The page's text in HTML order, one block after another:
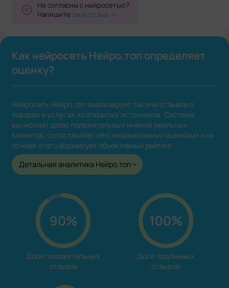
Не согласны с нейросетью?
Напишитесвой отзыв
Как нейросеть Нейро.топ определяет
оценку?
Нейросеть Нейро.топ анализирует тысячи отзывов о
товарах и услугах из открытых источников. Система
вычисляет долю положительных мнений реальных
клиентов, сопоставляет её с независимыми оценками и на
основе этого формирует объективный рейтинг.
Детальная аналитика Нейро.топ
90%
Доля положительных
отзывов
100%
Доля подлинных
отзывов